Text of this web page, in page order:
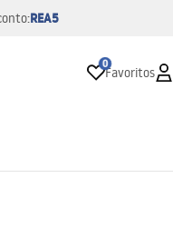
REA5
0
Favoritos